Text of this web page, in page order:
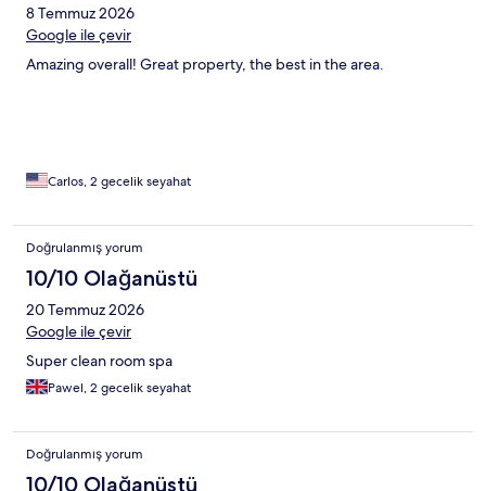
8 Temmuz 2026
Google ile çevir
Amazing overall! Great property, the best in the area.
Carlos, 2 gecelik seyahat
Doğrulanmış yorum
10/10 Olağanüstü
20 Temmuz 2026
Google ile çevir
Super clean room spa
Pawel, 2 gecelik seyahat
Doğrulanmış yorum
10/10 Olağanüstü